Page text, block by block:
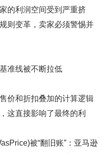
的利润空间受到严重挤
则变革，卖家必须警惕并
准线被不断拉低
和折扣叠加的计算逻辑
这直接影响了最终的利
被“翻旧账”：亚马逊